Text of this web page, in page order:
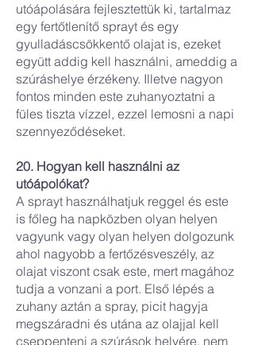
utóápolására fejlesztettük ki, tartalmaz
egy fertőtlenítő sprayt és egy
gyulladáscsökkentő olajat is, ezeket
együtt addig kell használni, ameddig a
szúráshelye érzékeny. Illetve nagyon
fontos minden este zuhanyoztatni a
füles tiszta vízzel, ezzel lemosni a napi
szennyeződéseket.
20. Hogyan kell használni az
utóápolókat?
A sprayt használhatjuk reggel és este
is főleg ha napközben olyan helyen
vagyunk vagy olyan helyen dolgozunk
ahol nagyobb a fertőzésveszély, az
olajat viszont csak este, mert magához
tudja a vonzani a port. Első lépés a
zuhany aztán a spray, picit hagyja
megszáradni és utána az olajjal kell
cseppenteni a szúrások helyére, nem